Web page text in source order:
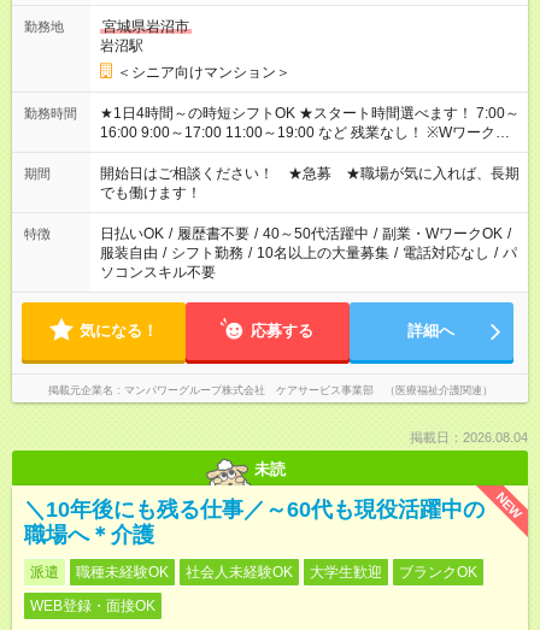
勤務地
宮城県岩沼市
岩沼駅
＜シニア向けマンション＞
勤務時間
★1日4時間～の時短シフトOK ★スタート時間選べます！ 7:00～
16:00 9:00～17:00 11:00～19:00 など 残業なし！ ※Wワークの
場合、他のお仕事と合わせ週40時間超の就業はご案内できませ
ん ※法令に基づき、週20時間以上勤務は社会保険への加入対象
となります ※労働者派遣法（日雇い派遣の原則禁止）により、
短時間・短期間の就業はご案内が難しい場合があります
期間
開始日はご相談ください！ ★急募 ★職場が気に入れば、長期
でも働けます！
特徴 日払いOK / 履歴書不要 / 40～50代活躍中 / 副業・WワークOK /
服装自由 / シフト勤務 / 10名以上の大量募集 / 電話対応なし / パ
ソコンスキル不要
気になる！ 応募する 詳細へ
掲載元企業名 マンパワーグループ株式会社 ケアサービス事業部 （医療福祉介護関連）
掲載日：2026.08.04
未読
NEW
＼10年後にも残る仕事／～60代も現役活躍中の
職場へ＊介護
派遣 職種未経験OK 社会人未経験OK 大学生歓迎
ブランクOK
WEB登録・面接OK